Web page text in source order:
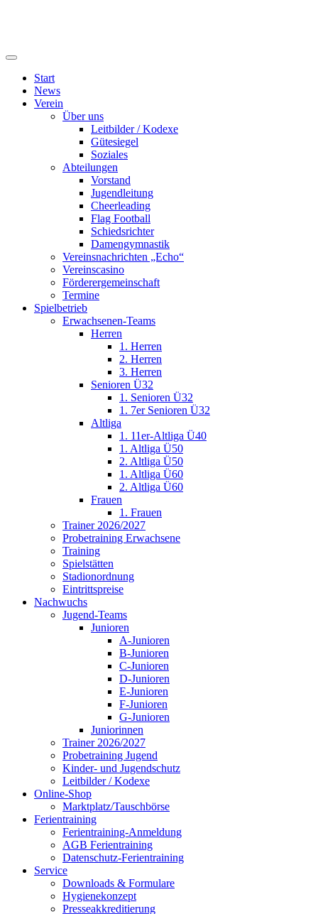
Start
News
Verein
Über uns
Leitbilder / Kodexe
Gütesiegel
Soziales
Abteilungen
Vorstand
Jugendleitung
Cheerleading
Flag Football
Schiedsrichter
Damengymnastik
Vereinsnachrichten „Echo“
Vereinscasino
Förderergemeinschaft
Termine
Spielbetrieb
Erwachsenen-Teams
Herren
1. Herren
2. Herren
3. Herren
Senioren Ü32
1. Senioren Ü32
1. 7er Senioren Ü32
Altliga
1. 11er-Altliga Ü40
1. Altliga Ü50
2. Altliga Ü50
1. Altliga Ü60
2. Altliga Ü60
Frauen
1. Frauen
Trainer 2026/2027
Probetraining Erwachsene
Training
Spielstätten
Stadionordnung
Eintrittspreise
Nachwuchs
Jugend-Teams
Junioren
A-Junioren
B-Junioren
C-Junioren
D-Junioren
E-Junioren
F-Junioren
G-Junioren
Juniorinnen
Trainer 2026/2027
Probetraining Jugend
Kinder- und Jugendschutz
Leitbilder / Kodexe
Online-Shop
Marktplatz/Tauschbörse
Ferientraining
Ferientraining-Anmeldung
AGB Ferientraining
Datenschutz-Ferientraining
Service
Downloads & Formulare
Hygienekonzept
Presseakkreditierung